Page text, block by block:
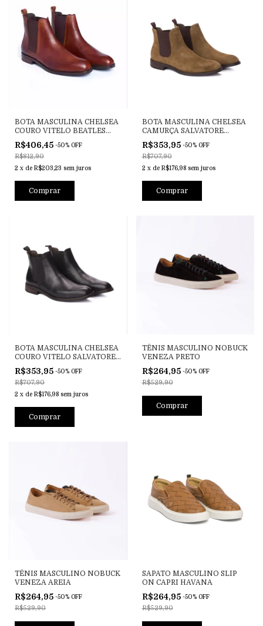
BOTA MASCULINA CHELSEA
COURO VITELO BEATLES
WHISKY
R$406,45 -50% OFF
R$812,90
2 x de R$203,23 sem juros
Comprar
BOTA MASCULINA CHELSEA
CAMURÇA SALVATORE
TABACO
R$353,95 -50% OFF
R$707,90
2 x de R$176,98 sem juros
Comprar
BOTA MASCULINA CHELSEA
COURO VITELO SALVATORE
PRETO
R$353,95 -50% OFF
R$707,90
2 x de R$176,98 sem juros
Comprar
TÊNIS MASCULINO NOBUCK
VENEZA PRETO
R$264,95 -50% OFF
R$529,90
Comprar
TÊNIS MASCULINO NOBUCK
VENEZA AREIA
R$264,95 -50% OFF
R$529,90
SAPATO MASCULINO SLIP
ON CAPRI HAVANA
R$264,95 -50% OFF
R$529,90